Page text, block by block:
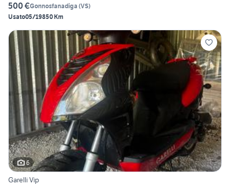
500 €Gonnosfanadiga (VS)
Usato05/19850 Km
6
Garelli Vip